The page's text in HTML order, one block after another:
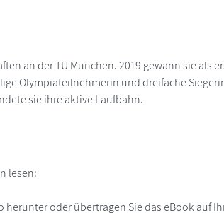
an der TU München. 2019 gewann sie als
Olympiateilnehmerin und dreifache
sie ihre aktive Laufbahn.
lesen:
oder übertragen Sie das eBook auf